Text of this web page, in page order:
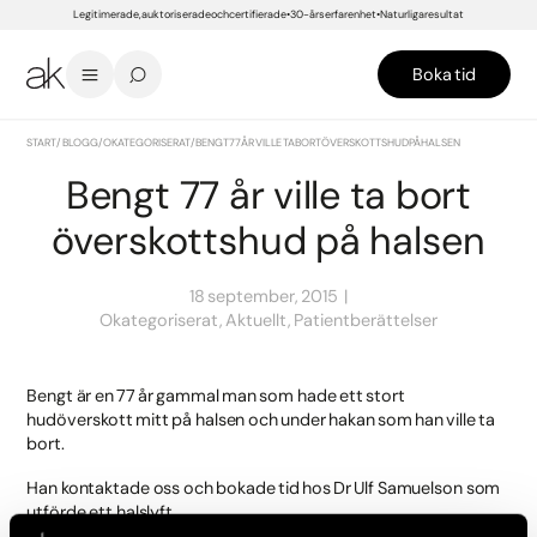
Legitimerade, auktoriserade och certifierade 30-års erfarenhet Naturliga resultat
Boka tid
START/BLOGG/OKATEGORISERAT/BENGT 77 ÅR VILLE TA BORT ÖVERSKOTTSHUD PÅ HALSEN
Bengt 77 år ville ta bort
överskottshud på halsen
18 september, 2015
Okategoriserat, Aktuellt, Patientberättelser
Bengt är en 77 år gammal man som hade ett stort
hudöverskott mitt på halsen och under hakan som han ville ta
bort.
Han kontaktade oss och bokade tid hos Dr Ulf Samuelson som
utförde ett halslyft.